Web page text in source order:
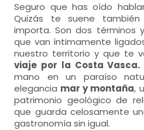
Seguro que has oído
Quizás te suene
importa. Son dos términos
que van íntimamente
nuestro territorio y que te
viaje por la Costa Vasca.
mano en un paraíso
elegancia mar y montaña,
patrimonio geológico de
que guarda celosamente
gastronomía sin igual.